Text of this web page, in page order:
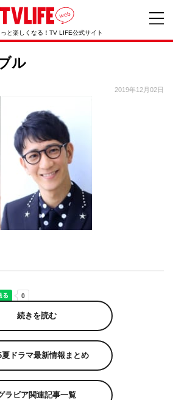
と楽しくなる！TV LIFE公式サイト
ル
2019年12月02日
続きを読む
夏ドラマ最新情報まとめ
ラビア関連記事一覧